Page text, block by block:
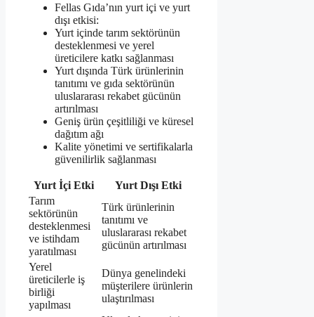
Fellas Gıda’nın yurt içi ve yurt
dışı etkisi:
Yurt içinde tarım sektörünün
desteklenmesi ve yerel
üreticilere katkı sağlanması
Yurt dışında Türk ürünlerinin
tanıtımı ve gıda sektörünün
uluslararası rekabet gücünün
artırılması
Geniş ürün çeşitliliği ve küresel
dağıtım ağı
Kalite yönetimi ve sertifikalarla
güvenilirlik sağlanması
Yurt İçi Etki
Yurt Dışı Etki
Tarım
sektörünün
desteklenmesi
ve istihdam
yaratılması
Türk ürünlerinin
tanıtımı ve
uluslararası rekabet
gücünün artırılması
Yerel
üreticilerle iş
birliği
yapılması
Dünya genelindeki
müşterilere ürünlerin
ulaştırılması